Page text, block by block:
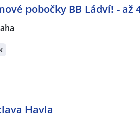
pobočky BB Ládví! - až
Havla